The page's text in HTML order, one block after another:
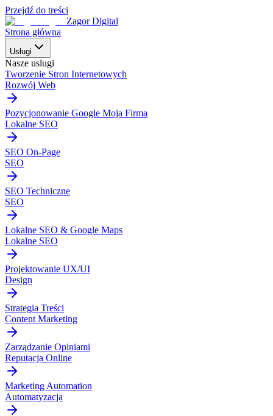
Przejdź do treści
Zagor Digital
Strona główna
Usługi
Nasze uslugi
Tworzenie Stron Internetowych
Rozwój Web
Pozycjonowanie Google Moja Firma
Lokalne SEO
SEO On-Page
SEO
SEO Techniczne
SEO
Lokalne SEO & Google Maps
Lokalne SEO
Projektowanie UX/UI
Design
Strategia Treści
Content Marketing
Zarządzanie Opiniami
Reputacja Online
Marketing Automation
Automatyzacja